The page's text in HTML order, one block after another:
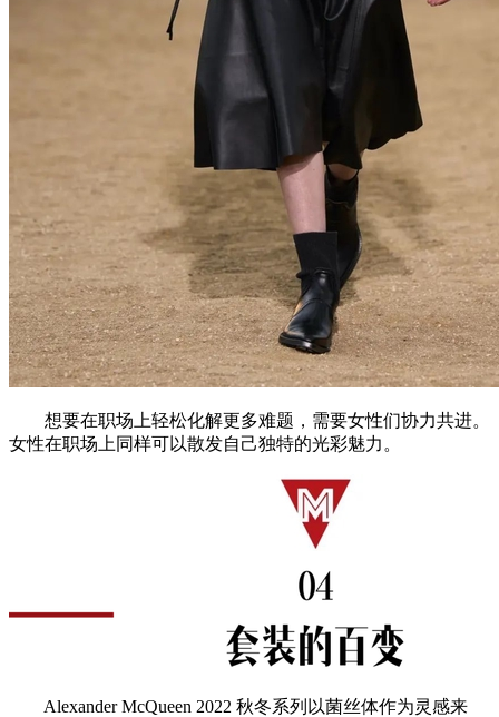
想要在职场上轻松化解更多难题，需要女性们协力共进。
女性在职场上同样可以散发自己独特的光彩魅力。
Alexander McQueen 2022 秋冬系列以菌丝体作为灵感来